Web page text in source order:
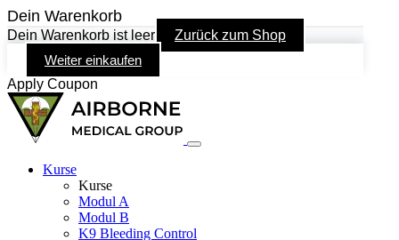
Dein Warenkorb
Dein Warenkorb ist leer
Zurück zum Shop
Weiter einkaufen
Apply Coupon
Kurse
Kurse
Modul A
Modul B
K9 Bleeding Control